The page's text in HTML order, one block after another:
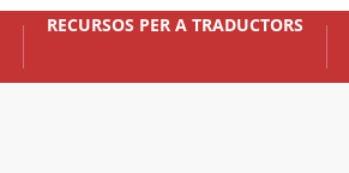
RECURSOS PER A TRADUCTORS